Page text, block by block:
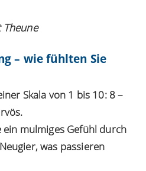
– wie fühlten Sie
Skala von 1 bis 10: 8 –
ein mulmiges Gefühl durch
was passieren